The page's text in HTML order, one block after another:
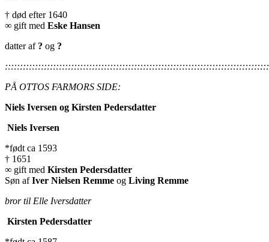
† død efter 1640
∞ gift med Eske Hansen
datter af ? og ?
PÅ OTTOS FARMORS SIDE:
Niels Iversen og Kirsten Pedersdatter
Niels Iversen
*født ca 1593
† 1651
∞ gift med Kirsten Pedersdatter
Søn afIver Nielsen Remme og Living Remme
bror til Elle Iversdatter
Kirsten Pedersdatter